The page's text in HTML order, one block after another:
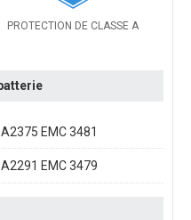
PROTECTION DE CLASSE A
A2375 EMC 3481
A2291 EMC 3479